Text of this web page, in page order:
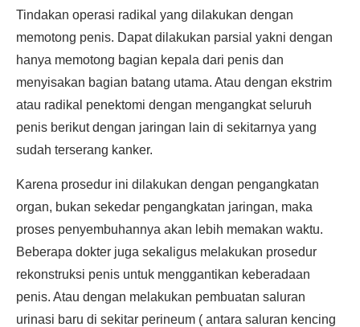
Tindakan operasi radikal yang dilakukan dengan
memotong penis. Dapat dilakukan parsial yakni dengan
hanya memotong bagian kepala dari penis dan
menyisakan bagian batang utama. Atau dengan ekstrim
atau radikal penektomi dengan mengangkat seluruh
penis berikut dengan jaringan lain di sekitarnya yang
sudah terserang kanker.
Karena prosedur ini dilakukan dengan pengangkatan
organ, bukan sekedar pengangkatan jaringan, maka
proses penyembuhannya akan lebih memakan waktu.
Beberapa dokter juga sekaligus melakukan prosedur
rekonstruksi penis untuk menggantikan keberadaan
penis. Atau dengan melakukan pembuatan saluran
urinasi baru di sekitar perineum ( antara saluran kencing